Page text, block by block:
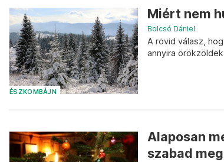
ÉSZKOMBÁJN
Miért nem
Bolcsó Dániel
A rövid válasz,
annyira
Alaposan
szabad